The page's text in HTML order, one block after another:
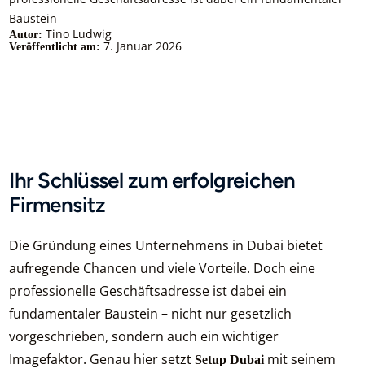
Baustein
Autor:Tino Ludwig
Veröffentlicht am:7. Januar 2026
Ihr Schlüssel zum erfolgreichen
Firmensitz
Die Gründung eines Unternehmens in Dubai bietet
aufregende Chancen und viele Vorteile. Doch eine
professionelle Geschäftsadresse ist dabei ein
fundamentaler Baustein – nicht nur gesetzlich
vorgeschrieben, sondern auch ein wichtiger
Imagefaktor. Genau hier setztSetup Dubaimit seinem